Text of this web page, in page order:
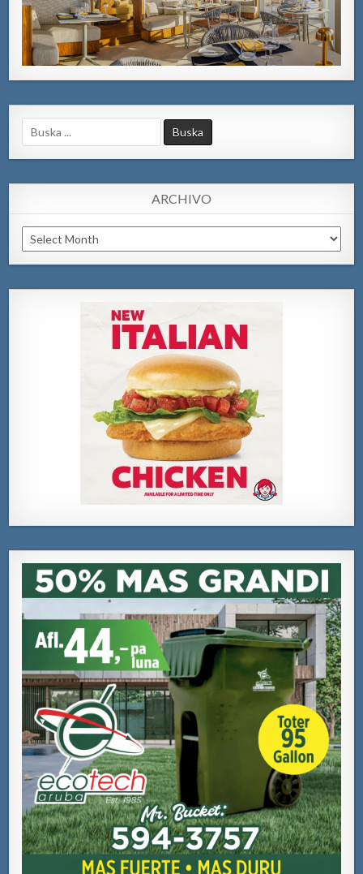
Search
for:
ARCHIVO
Archivo